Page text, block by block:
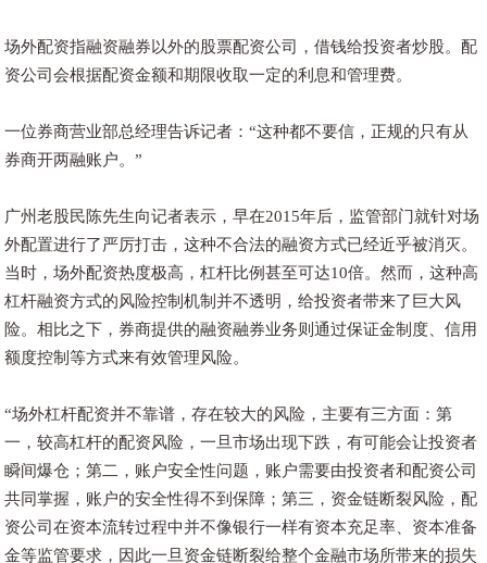
场外配资指融资融券以外的股票配资公司，借钱给投资者炒股。配
资公司会根据配资金额和期限收取一定的利息和管理费。
一位券商营业部总经理告诉记者：“这种都不要信，正规的只有从
券商开两融账户。”
广州老股民陈先生向记者表示，早在2015年后，监管部门就针对场
外配置进行了严厉打击，这种不合法的融资方式已经近乎被消灭。
当时，场外配资热度极高，杠杆比例甚至可达10倍。然而，这种高
杠杆融资方式的风险控制机制并不透明，给投资者带来了巨大风
险。相比之下，券商提供的融资融券业务则通过保证金制度、信用
额度控制等方式来有效管理风险。
“场外杠杆配资并不靠谱，存在较大的风险，主要有三方面：第
一，较高杠杆的配资风险，一旦市场出现下跌，有可能会让投资者
瞬间爆仓；第二，账户安全性问题，账户需要由投资者和配资公司
共同掌握，账户的安全性得不到保障；第三，资金链断裂风险，配
资公司在资本流转过程中并不像银行一样有资本充足率、资本准备
金等监管要求，因此一旦资金链断裂给整个金融市场所带来的损失